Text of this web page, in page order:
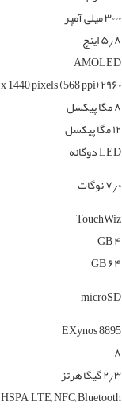
۳۰۰۰ میلی آمپر
۵٫۸ اینچ
AMOLED
۲۹۶۰ x 1440 pixels (568 ppi)
۸ مگا پیکسل
۱۲ مگا پیکسل
LED دوگانه
۷٫۰ نوگات
TouchWiz
۴ GB
۶۴ GB
microSD
EXynos 8895
۸
۲٫۳ گیگا هرتز
HSPA, LTE, NFC, Bluetooth